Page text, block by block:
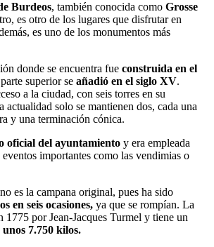
Burdeos, también conocida como Grosse
es otro de los lugares que disfrutar en
es uno de los monumentos más
donde se encuentra fue construida en el
superior se añadió en el siglo XV.
a la ciudad, con seis torres en su
actualidad solo se mantienen dos, cada una
y una terminación cónica.
oficial del ayuntamiento y era empleada
importantes como las vendimias o
es la campana original, pues ha sido
en seis ocasiones, ya que se rompían. La
1775 por Jean-Jacques Turmel y tiene un
7.750 kilos.